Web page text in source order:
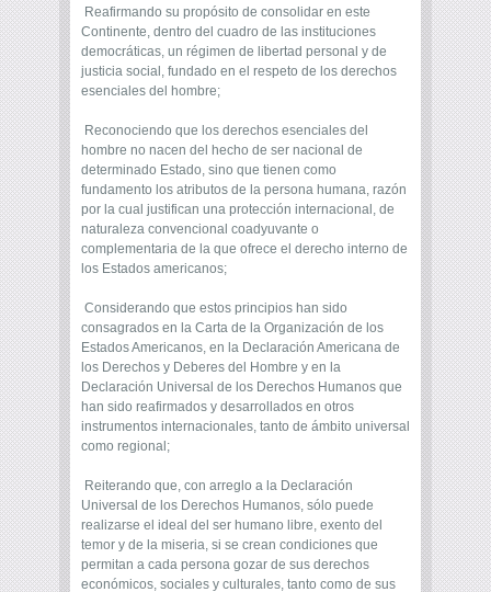
Reafirmando su propósito de consolidar en este
Continente, dentro del cuadro de las instituciones
democráticas, un régimen de libertad personal y de
justicia social, fundado en el respeto de los derechos
esenciales del hombre;
Reconociendo que los derechos esenciales del
hombre no nacen del hecho de ser nacional de
determinado Estado, sino que tienen como
fundamento los atributos de la persona humana, razón
por la cual justifican una protección internacional, de
naturaleza convencional coadyuvante o
complementaria de la que ofrece el derecho interno de
los Estados americanos;
Considerando que estos principios han sido
consagrados en la Carta de la Organización de los
Estados Americanos, en la Declaración Americana de
los Derechos y Deberes del Hombre y en la
Declaración Universal de los Derechos Humanos que
han sido reafirmados y desarrollados en otros
instrumentos internacionales, tanto de ámbito universal
como regional;
Reiterando que, con arreglo a la Declaración
Universal de los Derechos Humanos, sólo puede
realizarse el ideal del ser humano libre, exento del
temor y de la miseria, si se crean condiciones que
permitan a cada persona gozar de sus derechos
económicos, sociales y culturales, tanto como de sus